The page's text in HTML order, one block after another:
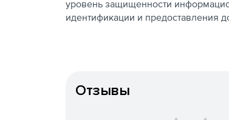
уровень защищенности
идентификации и предоставления
Отзывы